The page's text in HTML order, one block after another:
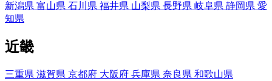
新潟県 富山県 石川県 福井県 山梨県 長野県 岐阜県 静岡県 愛
知県
近畿
三重県 滋賀県 京都府 大阪府 兵庫県 奈良県 和歌山県